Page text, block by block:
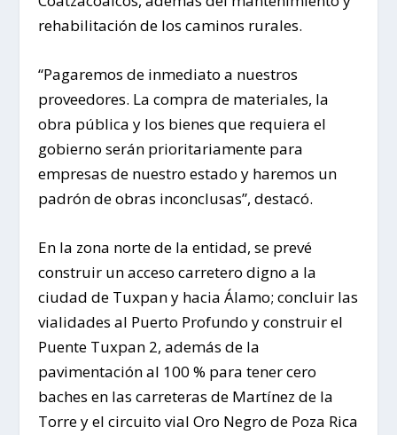
rehabilitación de los caminos rurales.
“Pagaremos de inmediato a nuestros
proveedores. La compra de materiales, la
obra pública y los bienes que requiera el
gobierno serán prioritariamente para
empresas de nuestro estado y haremos un
padrón de obras inconclusas”, destacó.
En la zona norte de la entidad, se prevé
construir un acceso carretero digno a la
ciudad de Tuxpan y hacia Álamo; concluir las
vialidades al Puerto Profundo y construir el
Puente Tuxpan 2, además de la
pavimentación al 100 % para tener cero
baches en las carreteras de Martínez de la
Torre y el circuito vial Oro Negro de Poza Rica